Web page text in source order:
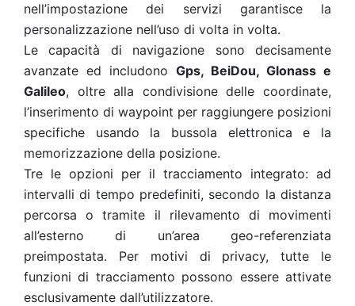
nell’impostazione dei servizi garantisce la
personalizzazione nell’uso di volta in volta.
Le capacità di navigazione sono decisamente
avanzate ed includono Gps, BeiDou, Glonass e
Galileo, oltre alla condivisione delle coordinate,
l’inserimento di waypoint per raggiungere posizioni
specifiche usando la bussola elettronica e la
memorizzazione della posizione.
Tre le opzioni per il tracciamento integrato: ad
intervalli di tempo predefiniti, secondo la distanza
percorsa o tramite il rilevamento di movimenti
all’esterno di un’area geo-referenziata
preimpostata. Per motivi di privacy, tutte le
funzioni di tracciamento possono essere attivate
esclusivamente dall’utilizzatore.